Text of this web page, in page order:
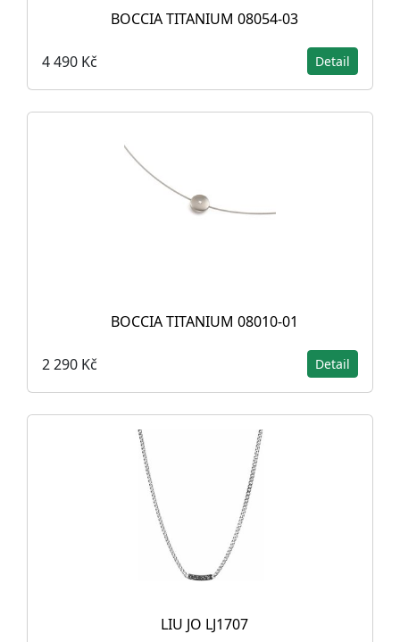
BOCCIA TITANIUM 08054-03
4 490 Kč Detail
BOCCIA TITANIUM 08010-01
2 290 Kč Detail
LIU JO LJ1707